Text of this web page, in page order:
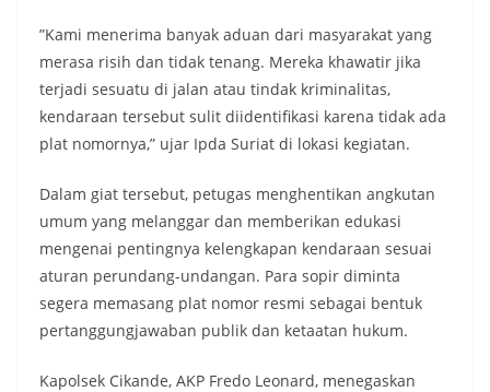
​”Kami menerima banyak aduan dari masyarakat yang
merasa risih dan tidak tenang. Mereka khawatir jika
terjadi sesuatu di jalan atau tindak kriminalitas,
kendaraan tersebut sulit diidentifikasi karena tidak ada
plat nomornya,” ujar Ipda Suriat di lokasi kegiatan.
​Dalam giat tersebut, petugas menghentikan angkutan
umum yang melanggar dan memberikan edukasi
mengenai pentingnya kelengkapan kendaraan sesuai
aturan perundang-undangan. Para sopir diminta
segera memasang plat nomor resmi sebagai bentuk
pertanggungjawaban publik dan ketaatan hukum.
​Kapolsek Cikande, AKP Fredo Leonard, menegaskan